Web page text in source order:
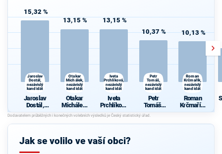
15,32 %
Jaroslav
Dostál,
nezávislý
kandidát
Jaroslav
Dostál,
nezávislý
kandidát
13,15 %
Otakar
Michálek,
nezávislý
kandidát
Otakar
Michálek,
nezávislý
kandidát
13,15 %
Iveta
Prchlíková,
nezávislý
kandidát
Iveta
Prchlíková
, nezávislý
kandidát
10,37 %
Petr
Tomáš,
nezávislý
kandidát
Petr
Tomáš,
nezávislý
kandidát
10,13 %
Roman
Krčmařík,
nezávislý
kandidát
Roman
Krčmařík,
nezávislý
Jak se volilo ve vaší obci?